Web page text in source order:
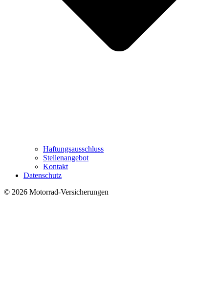
Haftungsausschluss
Stellenangebot
Kontakt
Datenschutz
© 2026 Motorrad-Versicherungen